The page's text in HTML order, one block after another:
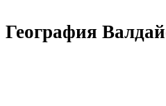
География